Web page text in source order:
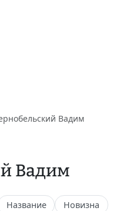
Вадим
Вадим
Название
Новизна